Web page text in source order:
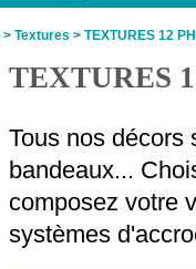
> Textures > TEXTURES 12
TEXTURES
Tous nos décors
bandeaux...
composez votre
systèmes